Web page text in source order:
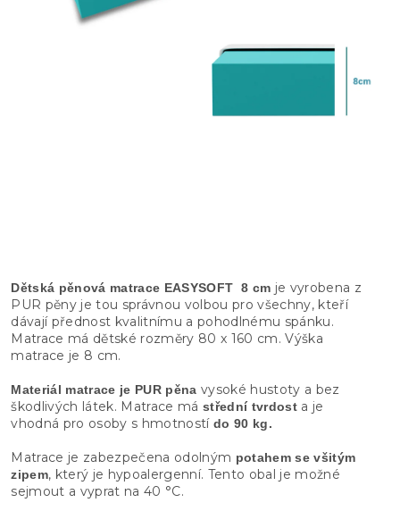
Dětská pěnová matrace EASYSOFT 8 cm je vyrobena z
PUR pěny je tou správnou volbou pro všechny, kteří
dávají přednost kvalitnímu a pohodlnému spánku.
Matrace má dětské rozměry 80 x 160 cm. Výška
matrace je 8 cm.
Materiál matrace je PUR pěna vysoké hustoty a bez
škodlivých látek. Matrace má střední tvrdosta je
vhodná pro osoby s hmotností do 90 kg.
Matrace je zabezpečena odolným potahem se všitým
zipem, který je hypoalergenní. Tento obal je možné
sejmout a vyprat na 40 °C.